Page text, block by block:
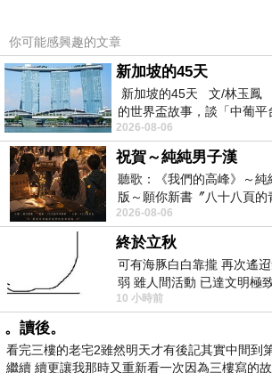
你可能感興趣的文章
新加坡的45天
新加坡的45天 文/林玉
的世界盃故事，談「中葡平
2026-08-06
祝賀～純純男子漢
聽歌：《我們的高峰》～純
版～願你新書〞八十八頁
經在我的版留言…「好讚的
2026-08-06
終於立秋
可有海豚白白靠攏 再次遙
弱 雖人間活動 已達文明極
者 只能白白陪葬
10 小時前
。讀後。
看完三樓的老宅2雖然明天才有後記其實中間到
繼續 續更讓我那時又重新看一次因為三樓寫的